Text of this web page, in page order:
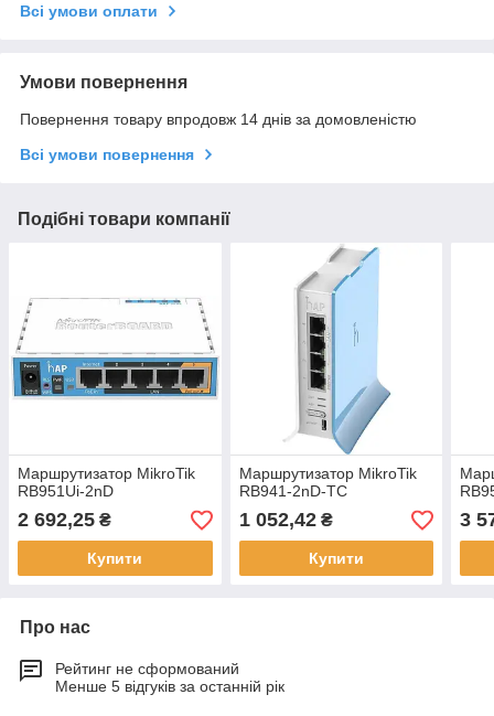
Всі умови оплати
Умови повернення
Повернення товару впродовж 14 днів за домовленістю
Всі умови повернення
Подібні товари компанії
Маршрутизатор MikroTik
RB951Ui-2nD
2 692,25 ₴
Купити
Маршрутизатор MikroTik
RB941-2nD-TC
1 052,42₴
Купити
3
Про нас
Рейтинг не сформований
Менше 5 відгуків за останній рік